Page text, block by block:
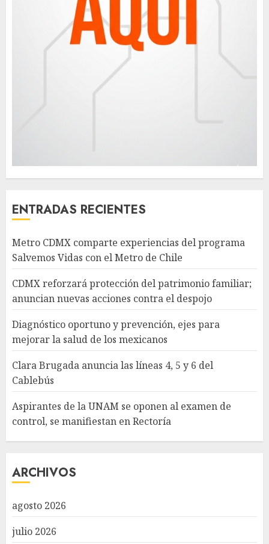
ENTRADAS RECIENTES
Metro CDMX comparte experiencias del programa
Salvemos Vidas con el Metro de Chile
CDMX reforzará protección del patrimonio familiar;
anuncian nuevas acciones contra el despojo
Diagnóstico oportuno y prevención, ejes para
mejorar la salud de los mexicanos
Clara Brugada anuncia las líneas 4, 5 y 6 del
Cablebús
Aspirantes de la UNAM se oponen al examen de
control, se manifiestan en Rectoría
ARCHIVOS
agosto 2026
julio 2026